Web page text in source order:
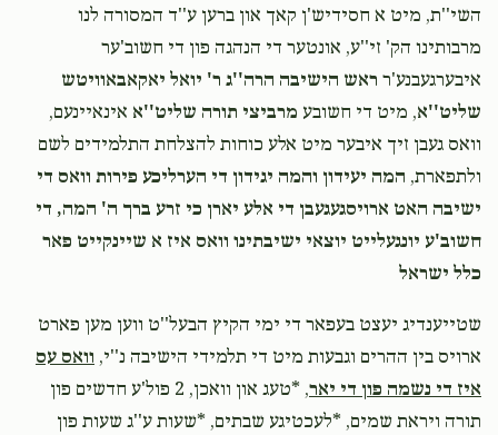
Phone Donationיעקב מרדכי טייטלבוים
1 month ago $40.00
השי''ת, מיט א חסידיש'ן קאך און ברען ע''ד המסורה לנו
מרבותינו הק' זי''ע, אונטער די הנהגה פון די חשוב'ער
איבערגעבנע'ר ראש הישיבה הרה''ג ר' יואל יאקאבאוויטש
שליט''א, מיט די חשובע מרביצי תורה שליט''א אינאיינעם,
וואס געבן זיך איבער מיט אלע כוחות להצלחת התלמידים לשם
ולתפארת, המה יעידון והמה יגידון די הערליכע פירות וואס די
ישיבה האט ארויסגעגעבן די אלע יארן כי זרע ברך ה' המה, די
חשוב'ע יונגעלייט יוצאי ישיבתינו וואס איז א שיינקייט פאר
כלל ישראל
‎‎שטייענדיג יעצט בעפאר די ימי הקיץ הבעל''ט ווען מען פארט
ארויס בין ההרים וגבעות מיט די תלמידי הישיבה נ''י, וואס עס
איז די נשמה פון די יאר
, *טעג און וואכן, 2 פול'ע חדשים פון
תורה ויראת שמים, *לעכטיגע שבתים, *שעות ע''ג שעות פון